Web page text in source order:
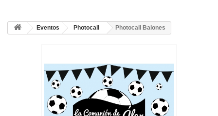
Eventos Photocall Photocall Balones